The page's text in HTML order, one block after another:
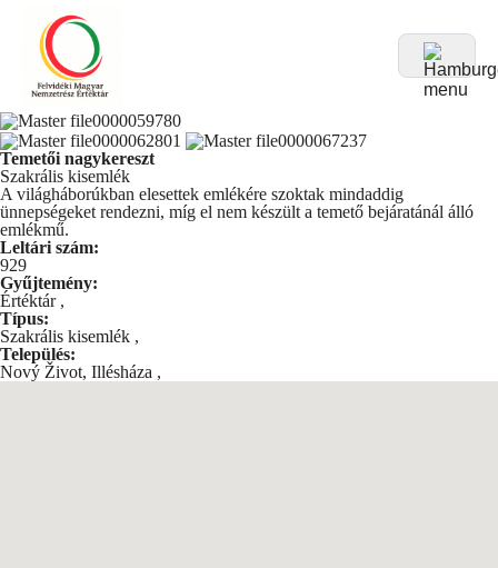
Temetői nagykereszt
Szakrális kisemlék
A világháborúkban elesettek emlékére szoktak mindaddig
ünnepségeket rendezni, míg el nem készült a temető bejáratánál álló
emlékmű.
Leltári szám:
929
Gyűjtemény:
Értéktár ,
Típus:
Szakrális kisemlék ,
Település:
Nový Život, Illésháza ,